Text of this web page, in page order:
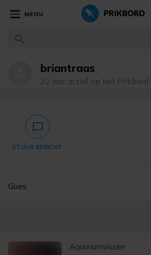
MENU
briantraas
22 jaar actief op het Prikbord
chat_bubble_outlined
STUUR BERICHT
Goes
Aquariumvissen